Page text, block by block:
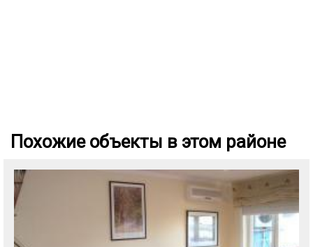
Похожие объекты в этом районе